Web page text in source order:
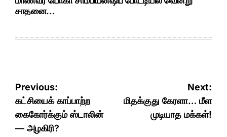
சாதனை…
Post
navigation
Previous:
கட்சியைக் காப்பாற்ற
கைகோர்க்கும் ஸ்டாலின்
— அழகிரி?
Next:
மிதக்குது கேரளா… மீள
முடியாத மக்கள்!